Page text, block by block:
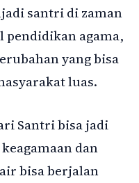
santri di zaman
pendidikan agama,
yang bisa
luas.
Santri bisa jadi
dan
bisa berjalan